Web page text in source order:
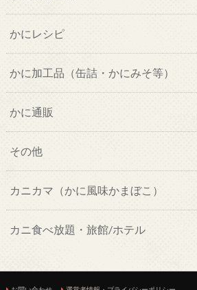
かにレシピ
かに加工品（缶詰・かにみそ等）
かに通販
その他
カニカマ（かに風味かまぼこ）
カニ食べ放題・旅館/ホテル